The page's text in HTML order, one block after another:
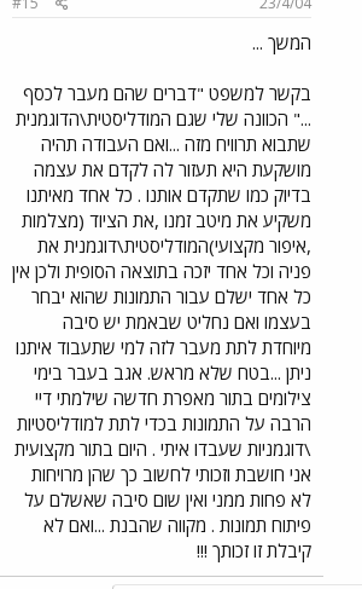
המשך ...
בקשר למשפט "דברים שהם מעבר לכסף
..." הכוונה שלי שגם המודליסטית\הדוגמנית
שתבוא תרוויח מזה ...ואם העבודה תהיה
מושקעת היא תעזור לה לקדם את עצמה
בדיוק כמו שתקדם אותנו . כל אחד מאיתנו
משקיע את מיטב זמנו ,את הציוד (מצלמות
,איפור מקצועי)המודליסטית\דוגמנית את
פניה וכל אחד יזכה בתוצאה הסופית ולכן אין
כל אחד ישלם עבור התמונות שהוא יבחר
בעצמו ואם נחליט שבאמת יש סיבה
מיוחדת לתת מעבר לזה למי שתעבוד איתנו
ניתן ...בטח שלא מראש. אגב בעבר בימי
צילומים בתור מאפרת חדשה שילמתי דיי
הרבה על התמונות בכדי לתת למודליסטיות
\דוגמניות שעבדו איתי . היום בתור מקצועית
אני חושבת וזכותי לחשוב כך שהן מרויחות
לא פחות ממני ואין שום סיבה שאשלם על
פיתוח תמונות . מקווה שהבנת ...ואם לא
קיבלת זו זכותך !!!